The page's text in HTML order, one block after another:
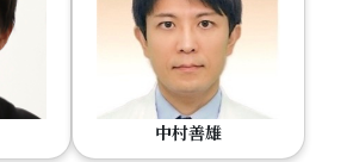
中村善雄